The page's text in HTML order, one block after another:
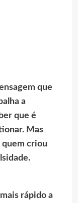
que
a
que é
Mas
quem criou
rápido a